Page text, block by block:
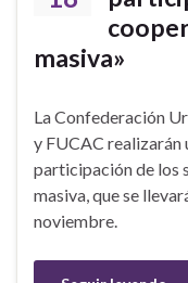
masiva»
La Confederación
y FUCAC
participación de los
masiva, que se
noviembre.